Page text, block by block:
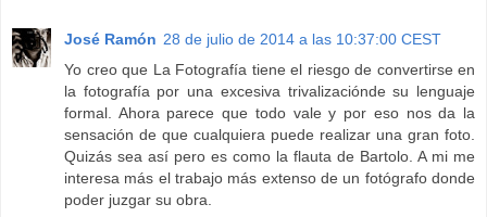
José Ramón 28 de julio de 2014 a las 10:37:00 CEST
Yo creo que La Fotografía tiene el riesgo de convertirse en
la fotografía por una excesiva trivalizaciónde su lenguaje
formal. Ahora parece que todo vale y por eso nos da la
sensación de que cualquiera puede realizar una gran foto.
Quizás sea así pero es como la flauta de Bartolo. A mi me
interesa más el trabajo más extenso de un fotógrafo donde
poder juzgar su obra.